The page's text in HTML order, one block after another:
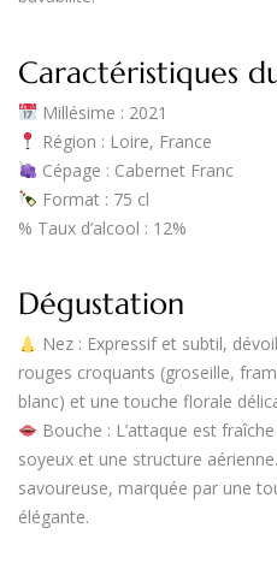
Caractéristiques
Millésime : 2021
Région : Loire, France
Cépage : Cabernet Franc
Format: 75 cl
% Taux d’alcool : 12%
Dégustation
Nez: Expressif et subtil,
rouges croquants (groseille,
blanc) et une touche florale
Bouche : L’attaque est
soyeux et une structure
savoureuse, marquée par une
élégante.